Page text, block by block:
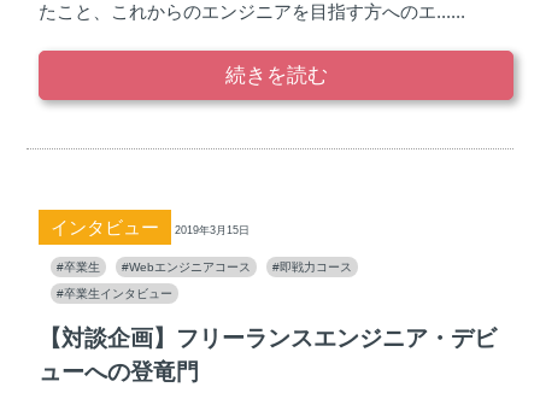
たこと、これからのエンジニアを目指す方へのエ......
続きを読む
インタビュー 2019年3月15日
#卒業生 #Webエンジニアコース
#即戦力コース
#卒業生インタビュー
【対談企画】フリーランスエンジニア・デビ
ューへの登竜門